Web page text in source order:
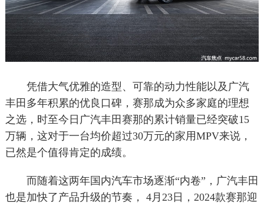
凭借大气优雅的造型、可靠的动力性能以及广汽
丰田多年积累的优良口碑，赛那成为众多家庭的理想
之选，时至今日广汽丰田赛那的累计销量已经突破15
万辆，这对于一台均价超过30万元的家用MPV来说，
已然是个值得肯定的成绩。
而随着这两年国内汽车市场逐渐“内卷”，广汽丰田
也是加快了产品升级的节奏， 4月23日，2024款赛那迎